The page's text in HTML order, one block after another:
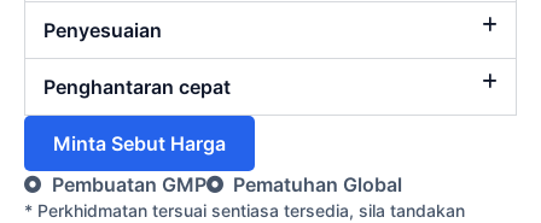
Penyesuaian
Penghantaran cepat
Minta Sebut Harga
Pembuatan GMP
Pematuhan Global
* Perkhidmatan tersuai sentiasa tersedia, sila tandakan